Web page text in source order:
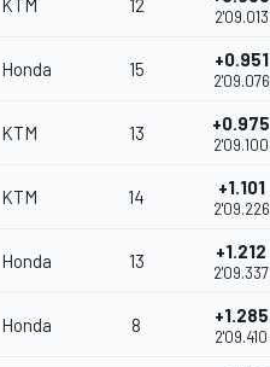
KTM 12
2'09.013
Honda 15 +0.951
2'09.076
KTM 13 +0.975
2'09.100
KTM 14 +1.101
2'09.226
Honda 13 +1.212
2'09.337
Honda 8 +1.285
2'09.410